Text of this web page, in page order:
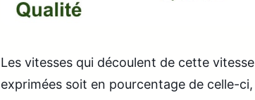
Les vitesses qui découlent de cette
exprimées soit en pourcentage de celle-